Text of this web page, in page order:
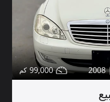
2008
99,000